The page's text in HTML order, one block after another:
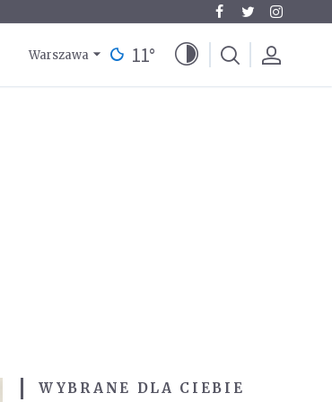
Warszawa 11°
WYBRANE DLA CIEBIE